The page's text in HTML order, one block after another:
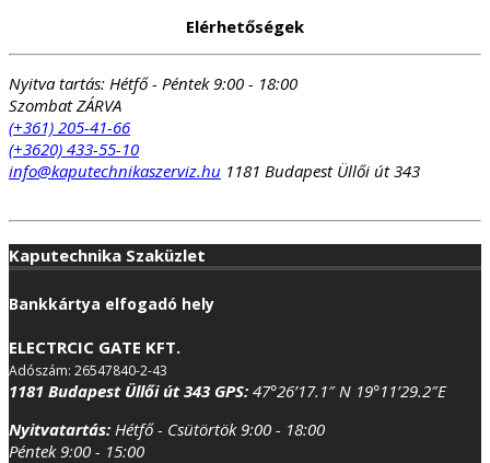
Elérhetőségek
Nyitva tartás: Hétfő - Péntek 9:00 - 18:00
Szombat ZÁRVA
(+361) 205-41-66
(+3620) 433-55-10
info@kaputechnikaszerviz.hu 1181 Budapest Üllői út 343
Kaputechnika Szaküzlet
Bankkártya elfogadó hely
ELECTRCIC GATE KFT.
Adószám: 26547840-2-43
1181 Budapest Üllői út 343 GPS: 47°26’17.1″ N 19°11’29.2″E
Nyitvatartás: Hétfő - Csütörtök 9:00 - 18:00
Péntek 9:00 - 15:00